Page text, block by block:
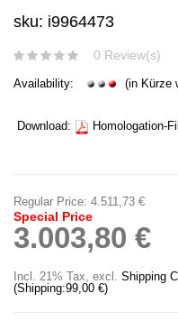
sku: i9964473
0 Review(s)
Availability: (in Kürze
Download: Homologation-
Regular Price: 4.511,73 €
Special Price
3.003,80 €
Incl. 21% Tax, excl. Shipping
(Shipping:99,00 €)